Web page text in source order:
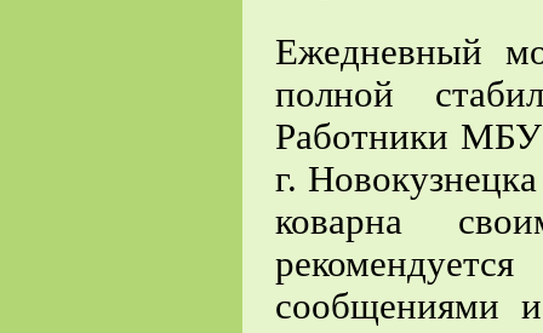
Ежедневный
полной
Работники МБУ
г.
коварна
сообщениями